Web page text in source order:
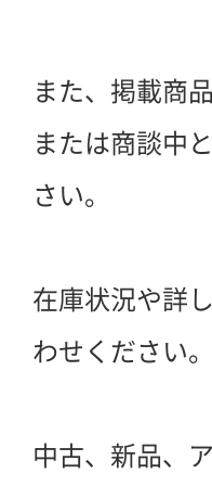
また、掲載商
または商談中
さい。
在庫状況や詳
わせください。
中古、新品、